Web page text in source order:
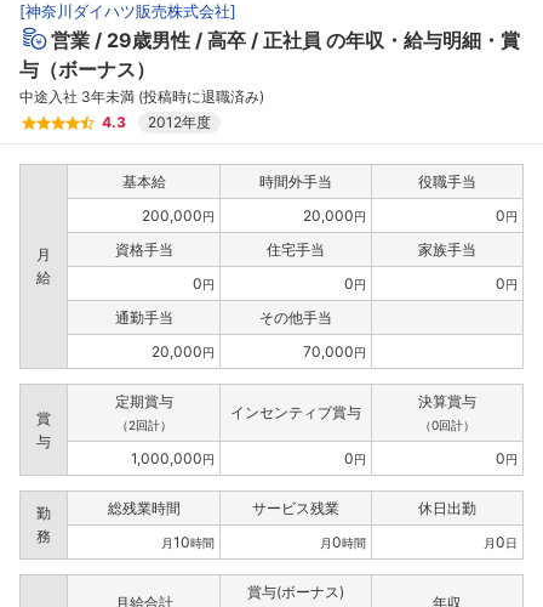
[神奈川ダイハツ販売株式会社]
営業 29歳男性 高卒 正社員 の年収・給与明細・賞
与（ボーナス）
中途入社 3年未満 (投稿時に退職済み)
4.3
2012年度
月
給
基本給 時間外手当
役職手当
200,000円 20,000円 0円
資格手当 住宅手当
家族手当
0円 0円 0円
通勤手当
その他手当
20,000円 70,000円
賞
与
定期賞与
（2回計）
インセンティブ賞与
決算賞与
（0回計）
1,000,000円 0円 0円
勤
務
総残業時間 サービス残業 休日出勤
月10時間 月0時間 月0日
月給合計
賞与(ボーナス)
年収